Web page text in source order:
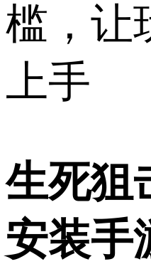
槛，让
上手
生死狙
安装手